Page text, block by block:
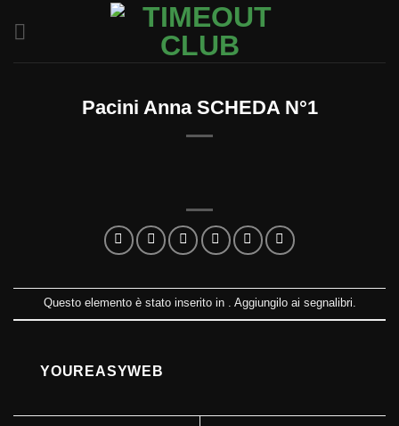
Pacini Anna SCHEDA N°1
Questo elemento è stato inserito in . Aggiungilo ai segnalibri.
YOUREASYWEB